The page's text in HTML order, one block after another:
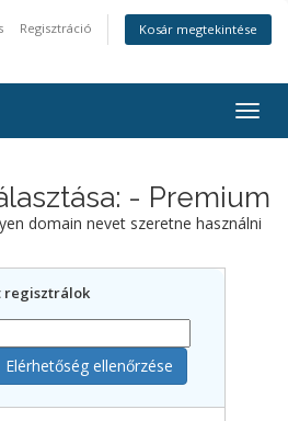
Regisztráció Kosár megtekintése
- Premium
domain nevet szeretne használni
regisztrálok